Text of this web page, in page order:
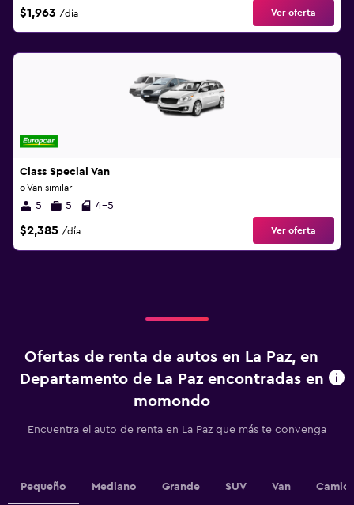
$1,963 /día Ver oferta
Class Special Van
o Van similar
5 5 4-5
$2,385 /día Ver oferta
Ofertas de renta de autos en La Paz, en
Departamento de La Paz encontradas en
momondo
Encuentra el auto de renta en La Paz que más te convenga
Pequeño Mediano Grande SUV Van